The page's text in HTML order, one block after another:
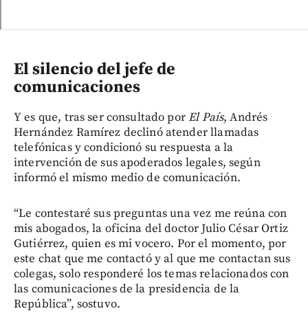
El silencio del jefe de
comunicaciones
Y es que, tras ser consultado porEl País, Andrés
Hernández Ramírez declinó atender llamadas
telefónicas y condicionó su respuesta a la
intervención de sus apoderados legales, según
informó el mismo medio de comunicación.
“Le contestaré sus preguntas una vez me reúna con
mis abogados, la oficina del doctor Julio César Ortiz
Gutiérrez, quien es mi vocero. Por el momento, por
este chat que me contactó y al que me contactan sus
colegas, solo responderé los temas relacionados con
las comunicaciones de la presidencia de la
República”, sostuvo.